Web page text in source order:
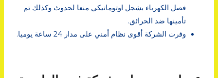
فصل الكهرباء بشجل اوتوماتيكي منعا لحدوث وكذلك تم
تأمينها ضد الحرائق.
وفرت الشركة أقوى نظام أمني على مدار 24 ساعة يوميا.